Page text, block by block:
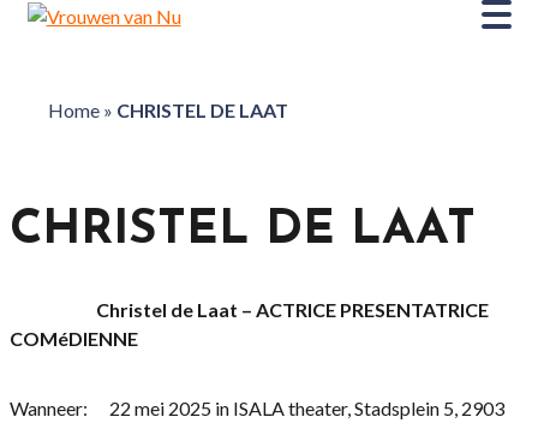
Home» CHRISTEL DE LAAT
CHRISTEL DE LAAT
Christel de Laat – ACTRICE PRESENTATRICE
COMéDIENNE
Wanneer: 22 mei 2025 in ISALA theater, Stadsplein 5, 2903